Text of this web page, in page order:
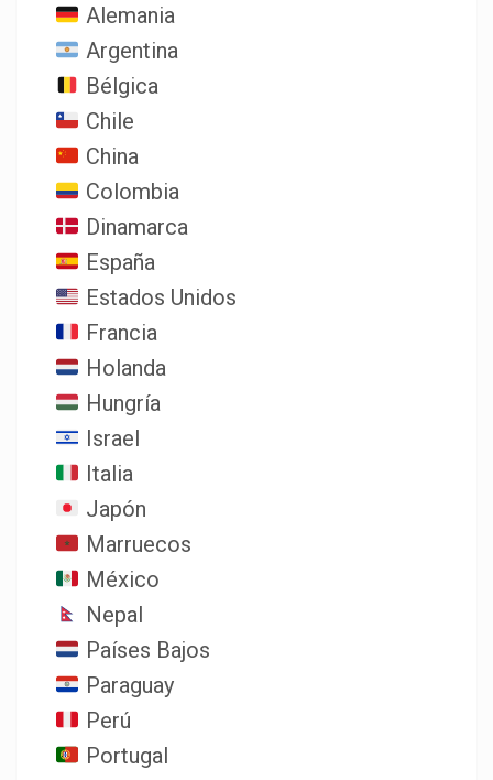
Alemania
Argentina
Bélgica
Chile
China
Colombia
Dinamarca
España
Estados Unidos
Francia
Holanda
Hungría
Israel
Italia
Japón
Marruecos
México
Nepal
Países Bajos
Paraguay
Perú
Portugal